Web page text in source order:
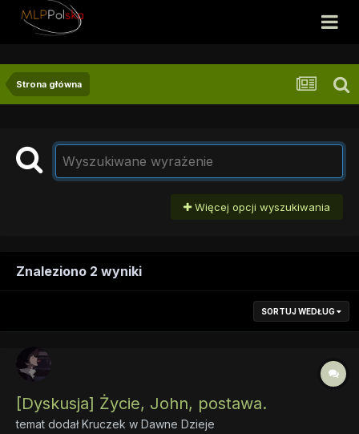
Strona główna
Więcej opcji wyszukiwania
Znaleziono 2 wyniki
SORTUJ WEDŁUG
[Dyskusja] Życie, John, postawa.
temat dodałKruczek w Dawne Dzieje